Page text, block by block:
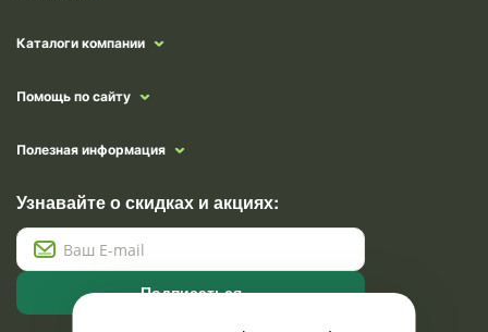
Каталоги компании
Помощь по сайту
Полезная информация
Узнавайте о скидках и акциях:
Подписаться